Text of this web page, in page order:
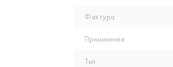
Фактура
Применение
Тип